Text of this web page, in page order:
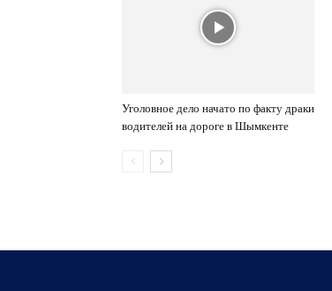
Уголовное дело начато по факту драки
водителей на дороге в Шымкенте